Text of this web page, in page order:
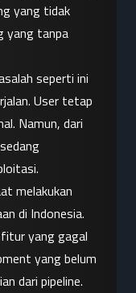
yang tidak
yang tanpa
seperti ini
User tetap
Namun, dari
melakukan
di Indonesia.
yang gagal
yang belum
dari pipeline.